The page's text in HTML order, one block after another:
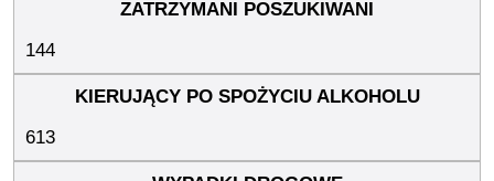
144
613